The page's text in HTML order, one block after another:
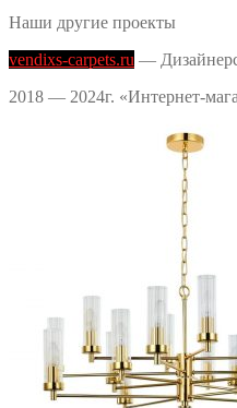
Наши другие проекты
vendixs-carpets.ru —
2018 — 2024г. «Интернет-